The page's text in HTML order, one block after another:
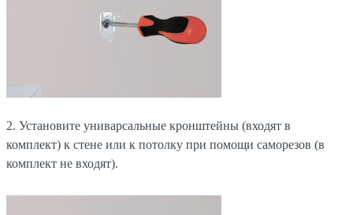
2. Установите униварсальные кронштейны (входят в
комплект) к стене или к потолку при помощи саморезов (в
комплект не входят).